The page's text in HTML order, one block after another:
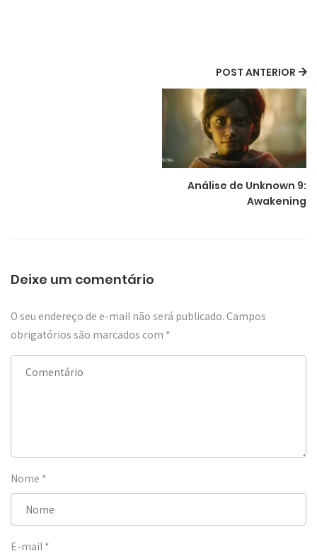
POST ANTERIOR
Análise de Unknown 9:
Awakening
Deixe um comentário
O seu endereço de e-mail não será publicado. Campos
obrigatórios são marcados com *
Nome *
E-mail *